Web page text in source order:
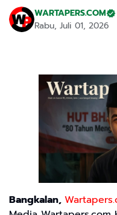
WARTAPERS.COM
Rabu, Juli 01, 2026
Bangkalan,